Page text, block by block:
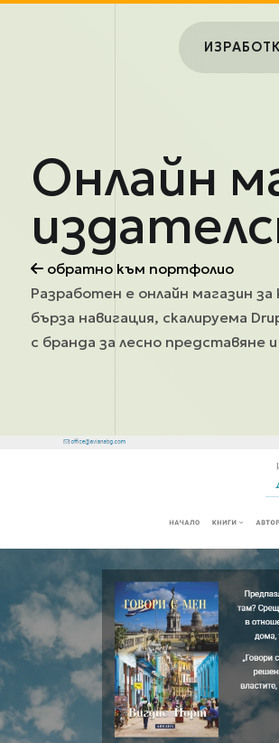
Main
Онлайн
обратно към портфолио
Разработен е онлайн магазин
бърза навигация, скалируема
с бранда за лесно представяне